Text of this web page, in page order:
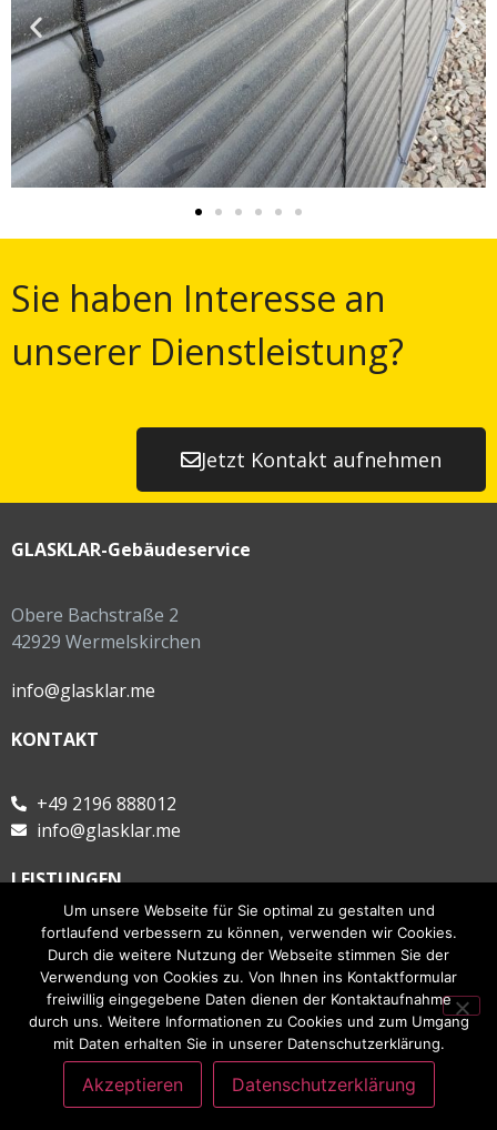
Sie haben Interesse an
unserer Dienstleistung?
Jetzt Kontakt aufnehmen
GLASKLAR-Gebäudeservice
Obere Bachstraße 2
42929 Wermelskirchen
info@glasklar.me
KONTAKT
+49 2196 888012
info@glasklar.me
LEISTUNGEN
Objektreinigung
Haussitting
Sonderleistungen
© GLASKLAR-Gebäudeservice | Datenschutz|Impressum|Kontakt
Um unsere Webseite für Sie optimal zu gestalten und
fortlaufend verbessern zu können, verwenden wir Cookies.
Durch die weitere Nutzung der Webseite stimmen Sie der
Verwendung von Cookies zu. Von Ihnen ins Kontaktformular
freiwillig eingegebene Daten dienen der Kontaktaufnahme
durch uns. Weitere Informationen zu Cookies und zum Umgang
mit Daten erhalten Sie in unserer Datenschutzerklärung.
Akzeptieren Datenschutzerklärung